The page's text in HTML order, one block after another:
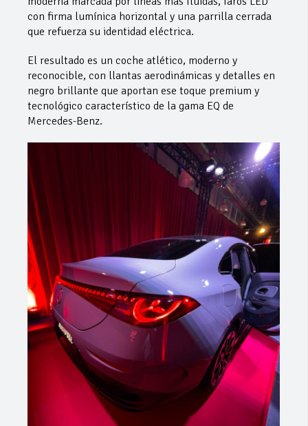
con firma lumínica horizontal y una parrilla cerrada
que refuerza su identidad eléctrica.
El resultado es un coche atlético, moderno y
reconocible, con llantas aerodinámicas y detalles en
negro brillante que aportan ese toque premium y
tecnológico característico de la gama EQ de
Mercedes-Benz.